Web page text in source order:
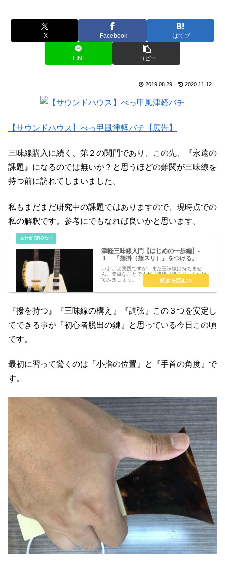
X Facebook はてブ
LINE コピー
2019.08.29 2020.11.12
【サウンドハウス】べっ甲風津軽バチ【広告】
三味線購入に続く、第２の関門であり、この先、『永遠の
課題』になるのでは無いか？と思うほどの難関が三味線を
持つ前に訪れてしまいました。
私もまだまだ研究中の課題ではありますので、現時点での
私の解釈です。参考にでもなれば良いかと思います。
津軽三味線入門【はじめの一歩編】-
１ 『指掛（指スリ）』をつける。
いよいよ実践ですが、まだ三味線は持ちませ
ん。簡単なことですが『指掛（指スリ』をつけ
てみましょう。
『撥を持つ』『三味線の構え』『調弦』この３つを安定し
てできる事が『初心者脱出の鍵』と思っている今日この頃
です。
最初に習って驚くのは『小指の位置』と『手首の角度』で
す。